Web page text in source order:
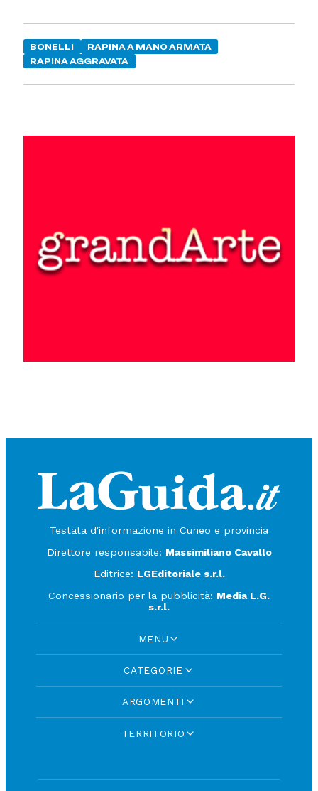
BONELLI
RAPINA A MANO ARMATA
RAPINA AGGRAVATA
Testata d'informazione in Cuneo e provincia
Direttore responsabile: Massimiliano Cavallo
Editrice: LGEditoriale s.r.l.
Concessionario per la pubblicità: Media L.G.
s.r.l.
MENU
CATEGORIE
ARGOMENTI
TERRITORIO